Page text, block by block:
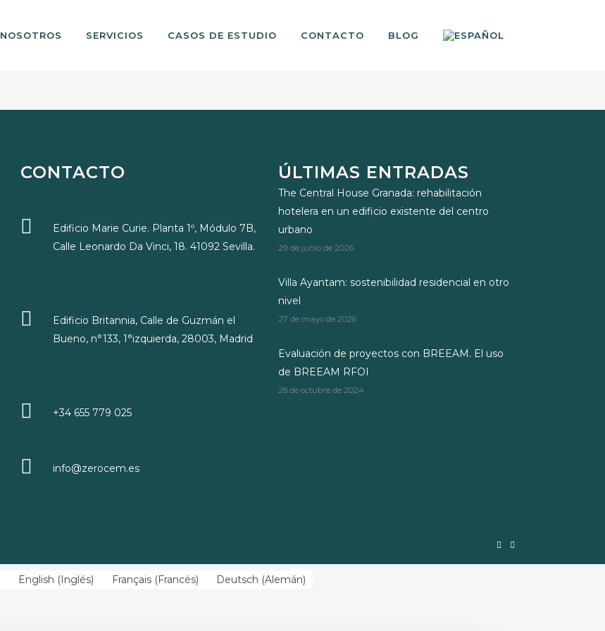
NOSOTROS SERVICIOS CASOS DE ESTUDIO CONTACTO BLOG
CONTACTO
Edificio Marie Curie. Planta 1º, Módulo 7B,
Calle Leonardo Da Vinci, 18. 41092 Sevilla.
Edificio Britannia, Calle de Guzmán el
Bueno, n°133, 1°izquierda, 28003, Madrid
+34 655 779 025
info@zerocem.es
ÚLTIMAS ENTRADAS
The Central House Granada: rehabilitación
hotelera en un edificio existente del centro
urbano
29 de junio de 2026
Villa Ayantam: sostenibilidad residencial en otro
nivel
27 de mayo de 2026
Evaluación de proyectos con BREEAM. El uso
de BREEAM RFOI
28 de octubre de 2024
English ( Inglés) Français(Francés) Deutsch (Alemán)